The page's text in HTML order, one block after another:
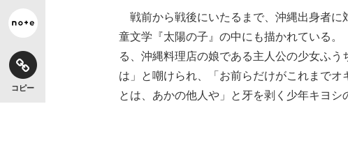
コピー
戦前から戦後にいたるまで、沖縄出身者に
童文学『太陽の子』の中にも描かれている
る、沖縄料理店の娘である主人公の少女ふ
は」と嘲けられ、「お前らだけがこれまで
とは、あかの他人や」と牙を剥く少年キヨシ